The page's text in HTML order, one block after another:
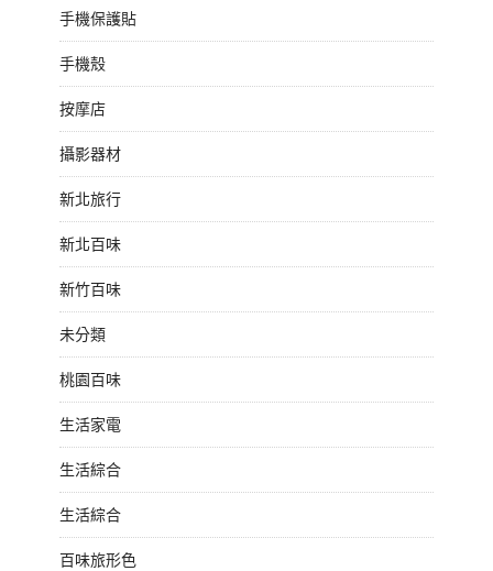
手機保護貼
手機殼
按摩店
攝影器材
新北旅行
新北百味
新竹百味
未分類
桃園百味
生活家電
生活綜合
生活綜合
百味旅形色